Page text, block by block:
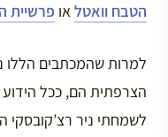
הטבח וואטלאו פרשיית
למרות שהמכתבים
הצרפתית הם, ככל
לשמחתי ניר